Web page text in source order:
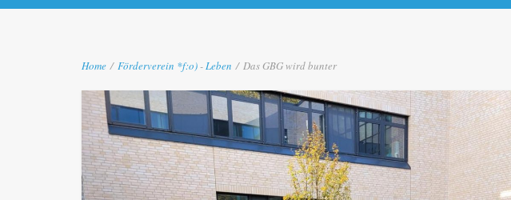
Home / Förderverein *f:o) -Leben / Das GBG wird bunter